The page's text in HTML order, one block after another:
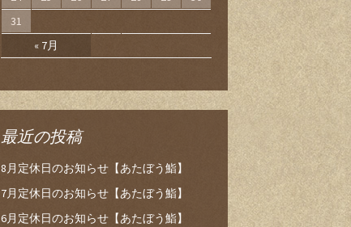
« 7月
31
最近の投稿
8月定休日のお知らせ【あたぼう鮨】
7月定休日のお知らせ【あたぼう鮨】
6月定休日のお知らせ【あたぼう鮨】